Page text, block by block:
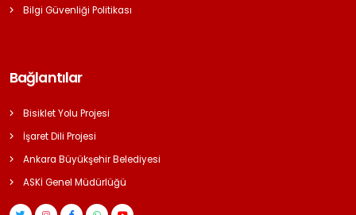
Bilgi Güvenliği Politikası
Bağlantılar
Bisiklet Yolu Projesi
İşaret Dili Projesi
Ankara Büyükşehir Belediyesi
ASKİ Genel Müdürlüğü